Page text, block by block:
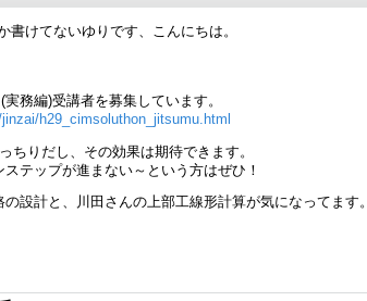
書けてないゆりです、こんにちは。
務編)受講者を募集しています。
h29_cimsoluthon_jitsumu.html
ちりだし、その効果は期待できます。
テップが進まない～という方はぜひ！
設計と、川田さんの上部工線形計算が気になってます。